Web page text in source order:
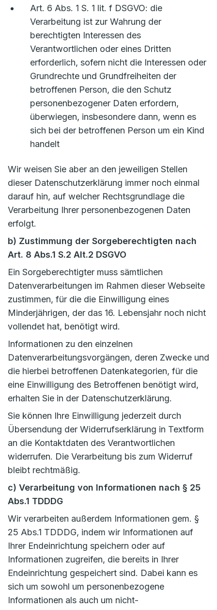
Art. 6 Abs. 1 S. 1 lit. f DSGVO: die
Verarbeitung ist zur Wahrung der
berechtigten Interessen des
Verantwortlichen oder eines Dritten
erforderlich, sofern nicht die Interessen oder
Grundrechte und Grundfreiheiten der
betroffenen Person, die den Schutz
personenbezogener Daten erfordern,
überwiegen, insbesondere dann, wenn es
sich bei der betroffenen Person um ein Kind
handelt
Wir weisen Sie aber an den jeweiligen Stellen
dieser Datenschutzerklärung immer noch einmal
darauf hin, auf welcher Rechtsgrundlage die
Verarbeitung Ihrer personenbezogenen Daten
erfolgt.
b) Zustimmung der Sorgeberechtigten nach
Art. 8 Abs.1 S.2 Alt.2 DSGVO
Ein Sorgeberechtigter muss sämtlichen
Datenverarbeitungen im Rahmen dieser Webseite
zustimmen, für die die Einwilligung eines
Minderjährigen, der das 16. Lebensjahr noch nicht
vollendet hat, benötigt wird.
Informationen zu den einzelnen
Datenverarbeitungsvorgängen, deren Zwecke und
die hierbei betroffenen Datenkategorien, für die
eine Einwilligung des Betroffenen benötigt wird,
erhalten Sie in der Datenschutzerklärung.
Sie können Ihre Einwilligung jederzeit durch
Übersendung der Widerrufserklärung in Textform
an die Kontaktdaten des Verantwortlichen
widerrufen. Die Verarbeitung bis zum Widerruf
bleibt rechtmäßig.
c) Verarbeitung von Informationen nach § 25
Abs.1 TDDDG
Wir verarbeiten außerdem Informationen gem. §
25 Abs.1 TDDDG, indem wir Informationen auf
Ihrer Endeinrichtung speichern oder auf
Informationen zugreifen, die bereits in Ihrer
Endeinrichtung gespeichert sind. Dabei kann es
sich um sowohl um personenbezogene
Informationen als auch um nicht-